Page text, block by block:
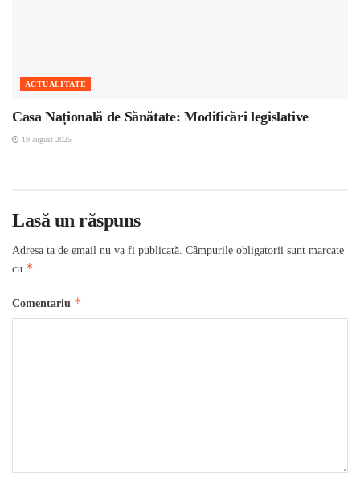
ACTUALITATE
Casa Națională de Sănătate: Modificări legislative
19 august 2025
Lasă un răspuns
Adresa ta de email nu va fi publicată. Câmpurile obligatorii sunt marcate
cu *
Comentariu *